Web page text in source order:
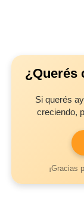
¿Querés
Si querés
creciendo,
¡Gracias